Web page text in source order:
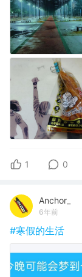
1 0
Anchor_
6年前
#寒假的生活